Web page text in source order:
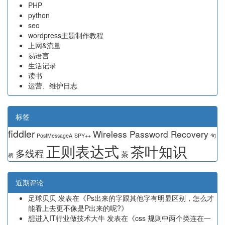
PHP
python
seo
wordpress主题制作教程
上网&流量
易语言
生活记录
读书
运营、维护日志
标签
fiddler PostMessageA SPY++ Wireless Password Recovery 句
柄 多线程 正则表达式 茶茶叶知识
近期评论
足球贝贝 发表在《Ps出来的字跟其他字有明显区别，怎么才
能看上去更不像是P出来的呢?》
想进入IT行业做技术大牛 发表在《css 规则中两个类连在一